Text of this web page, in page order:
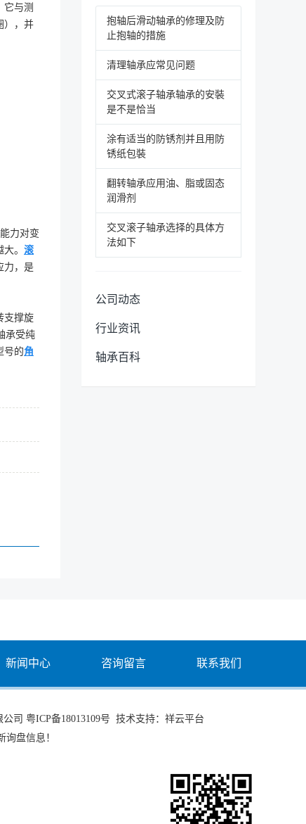
抱轴后滑动轴承的修理及防
止抱轴的措施
清理轴承应常见问题
交叉式滚子轴承轴承的安裝
是不是恰当
涂有适当的防锈剂并且用防
锈纸包裝
翻转轴承应用油、脂或固态
润滑剂
交叉滚子轴承选择的具体方
法如下
公司动态
行业资讯
轴承百科
与测
），并
力对变
。 滚
力，是
支撑旋
承受纯
号的角
新闻中心 咨询留言 联系我们
司 粤ICP备18013109号 技术支持： 祥云平台
询盘信息！